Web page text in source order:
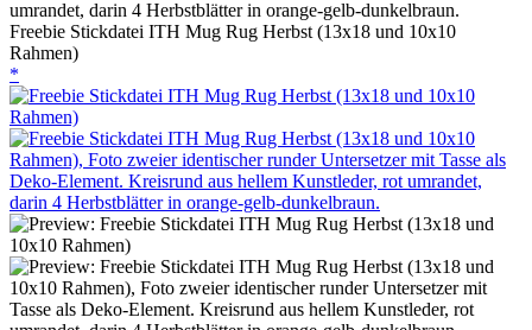
Freebie Stickdatei ITH Mug Rug Herbst (13x18 und 10x10
Rahmen)
*